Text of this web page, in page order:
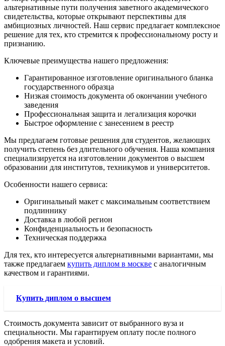
альтернативные пути получения заветного академического
свидетельства, которые открывают перспективы для
амбициозных личностей. Наш сервис предлагает комплексное
решение для тех, кто стремится к профессиональному росту и
признанию.
Ключевые преимущества нашего предложения:
Гарантированное изготовление оригинального бланка
государственного образца
Низкая стоимость документа об окончании учебного
заведения
Профессиональная защита и легализация корочки
Быстрое оформление с занесением в реестр
Мы предлагаем готовые решения для студентов, желающих
получить степень без длительного обучения. Наша компания
специализируется на изготовлении документов о высшем
образовании для институтов, техникумов и университетов.
Особенности нашего сервиса:
Оригинальный макет с максимальным соответствием
подлиннику
Доставка в любой регион
Конфиденциальность и безопасность
Техническая поддержка
Для тех, кто интересуется альтернативными вариантами, мы
также предлагаем купить диплом в москве с аналогичным
качеством и гарантиями.
Купить диплом о высшем
Стоимость документа зависит от выбранного вуза и
специальности. Мы гарантируем оплату после полного
одобрения макета и условий.